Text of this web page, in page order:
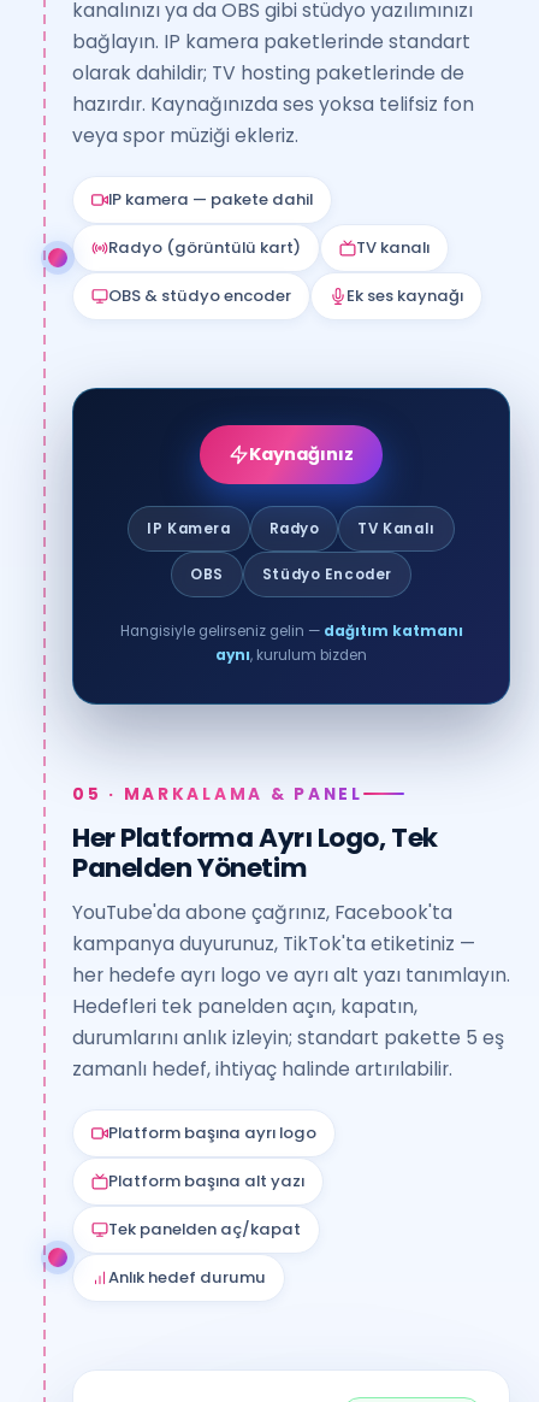
kanalınızı ya da OBS gibi stüdyo yazılımınızı
bağlayın. IP kamera paketlerinde standart
olarak dahildir; TV hosting paketlerinde de
hazırdır. Kaynağınızda ses yoksa telifsiz fon
veya spor müziği ekleriz.
IP kamera — pakete dahil
Radyo (görüntülü kart) TV kanalı
OBS & stüdyo encoder Ek ses kaynağı
Kaynağınız
IP Kamera Radyo TV Kanalı
OBS Stüdyo Encoder
Hangisiyle gelirseniz gelin — dağıtım katmanı
aynı, kurulum bizden
05 · MARKALAMA & PANEL
Her Platforma Ayrı Logo, Tek
Panelden Yönetim
YouTube'da abone çağrınız, Facebook'ta
kampanya duyurunuz, TikTok'ta etiketiniz —
her hedefe ayrı logo ve ayrı alt yazı tanımlayın.
Hedefleri tek panelden açın, kapatın,
durumlarını anlık izleyin; standart pakette 5 eş
zamanlı hedef, ihtiyaç halinde artırılabilir.
Platform başına ayrı logo
Platform başına alt yazı
Tek panelden aç/kapat
Anlık hedef durumu